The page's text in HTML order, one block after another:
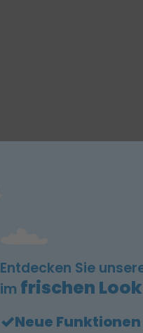
Entdecken Sie
im frischen
Neue Funktionen